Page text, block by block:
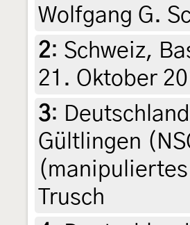
Wolfgang G.
2: Schweiz,
21. Oktober
3:
Gültlingen
Trusch